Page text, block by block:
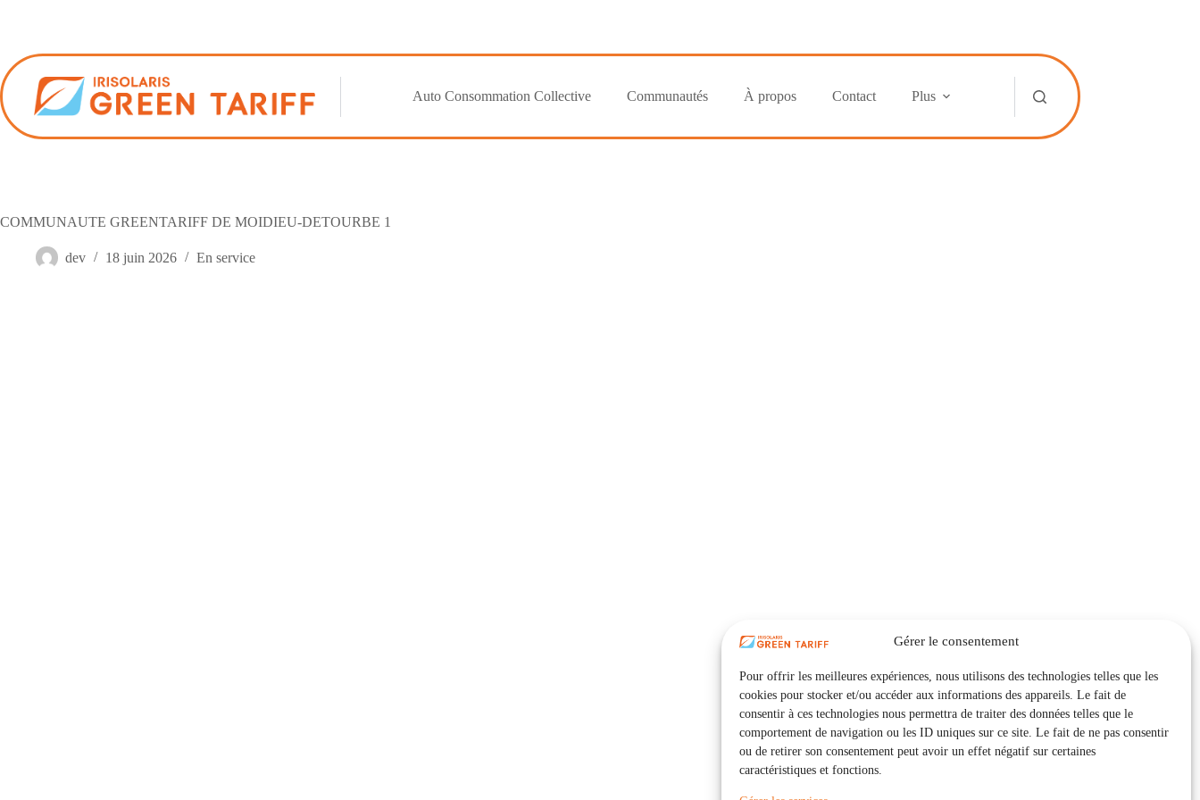
Gérer le consentement
Pour offrir les meilleures expériences, nous utilisons des technologies telles que les
cookies pour stocker et/ou accéder aux informations des appareils. Le fait de
consentir à ces technologies nous permettra de traiter des données telles que le
comportement de navigation ou les ID uniques sur ce site. Le fait de ne pas consentir
ou de retirer son consentement peut avoir un effet négatif sur certaines
caractéristiques et fonctions.
Auto Consommation Collective Communautés À propos Contact Plus
COMMUNAUTE GREENTARIFF DE MOIDIEU-DETOURBE 1
dev 18 juin 2026 En service